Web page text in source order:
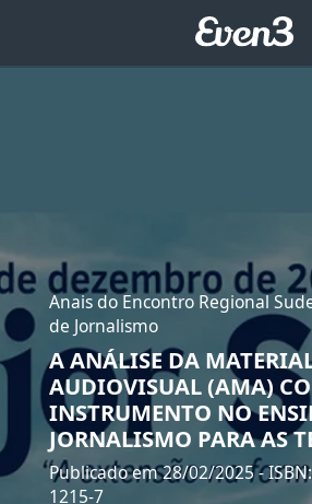
Anais do Encontro Regional
de Jornalismo
A ANÁLISE DA
AUDIOVISUAL (AMA)
INSTRUMENTO NO
JORNALISMO PARA AS
Publicado em 28/02/2025-
1215-7